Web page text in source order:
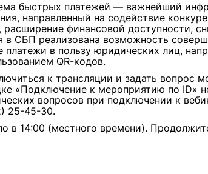
быстрых платежей — важнейший
направленный на содействие
расширение финансовой доступности,
в СБП реализована возможность
платежи в пользу юридических лиц,
QR-кодов.
к трансляции и задать вопрос
«Подключение к мероприятию по ID»
вопросов при подключении к
25-45-30.
в 14:00 (местного времени).